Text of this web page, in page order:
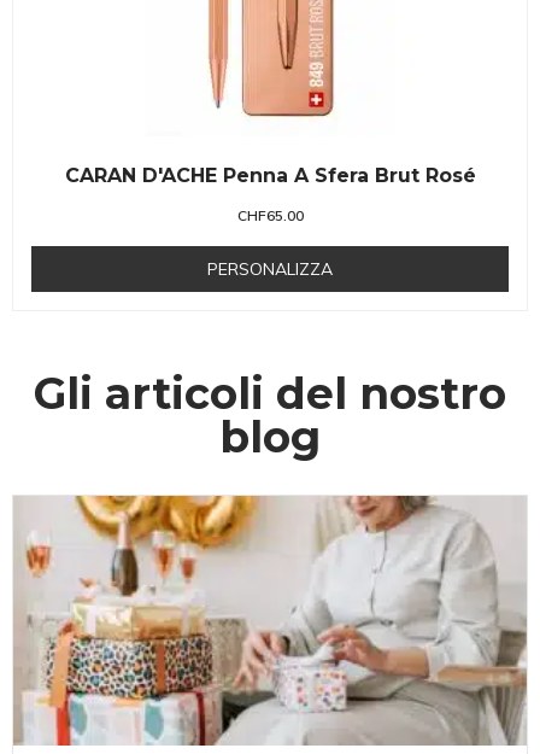
CARAN D'ACHE Penna A Sfera Brut Rosé
CHF65.00
PERSONALIZZA
Gli articoli del nostro
blog